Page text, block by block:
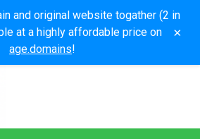
and original website togather (2 in
at a highly affordable price on
age.domains!
×